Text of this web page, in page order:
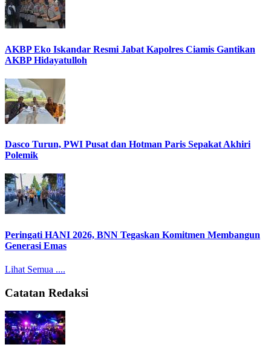
AKBP Eko Iskandar Resmi Jabat Kapolres Ciamis Gantikan
AKBP Hidayatulloh
Dasco Turun, PWI Pusat dan Hotman Paris Sepakat Akhiri
Polemik
Peringati HANI 2026, BNN Tegaskan Komitmen Membangun
Generasi Emas
Lihat Semua ....
Catatan Redaksi